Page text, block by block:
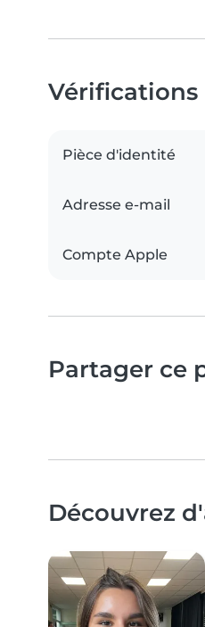
Vérifications
Pièce d'identité
Adresse e-mail
Compte Apple
Partager ce
Découvrez